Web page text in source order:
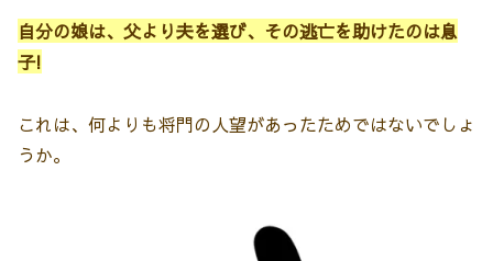
自分の娘は、父より夫を選び、その逃亡を助けたのは息
子!
これは、何よりも将門の人望があったためではないでしょ
うか。